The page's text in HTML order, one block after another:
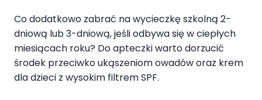
Co dodatkowo zabrać na wycieczkę szkolną 2-
dniową lub 3-dniową, jeśli odbywa się w ciepłych
miesiącach roku? Do apteczki warto dorzucić
środek przeciwko ukąszeniom owadów oraz krem
dla dzieci z wysokim filtrem SPF.